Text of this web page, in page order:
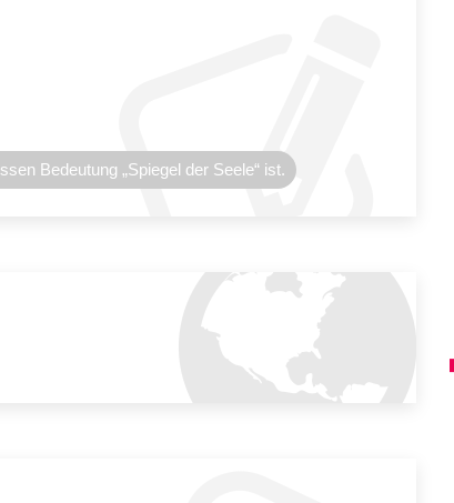
Bedeutung „Spiegel der Seele“ ist.